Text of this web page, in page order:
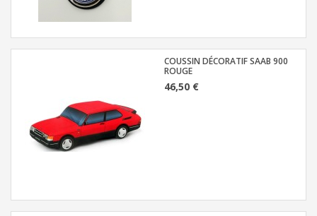
COUSSIN DÉCORATIF SAAB 900
ROUGE
46,50 €